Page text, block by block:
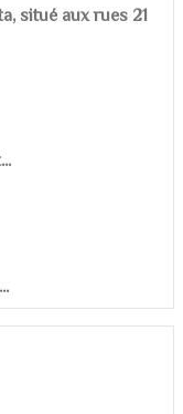
situé aux rues 21